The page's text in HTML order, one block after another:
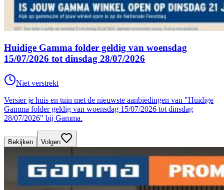
Huidige Gamma folder geldig van woensdag
15/07/2026 tot dinsdag 28/07/2026
Niet verstrekt
Versier je huis en tuin met de nieuwste aanbiedingen van "Huidige
Gamma folder geldig van woensdag 15/07/2026 tot dinsdag
28/07/2026" bij Gamma.
Bekijken Volgen